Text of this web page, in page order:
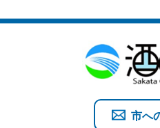
市へ